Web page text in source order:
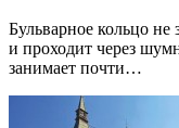
Бульварное кольцо
и проходит через
занимает почти…